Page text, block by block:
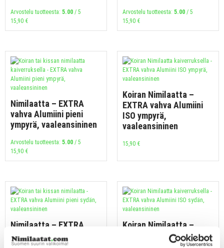
Arvostelu tuotteesta: 5.00 / 5
15,90 €
Arvostelu tuotteesta: 5.00 / 5
15,90 €
Nimilaatta – EXTRA
vahva Alumiini pieni
ympyrä, vaaleansininen
Arvostelu tuotteesta: 5.00 / 5
15,90 €
Koiran Nimilaatta –
EXTRA vahva Alumiini
ISO ympyrä,
vaaleansininen
15,90 €
Nimilaatta – EXTRA
vahva Alumiini pieni
sydän, vaaleansininen
Koiran Nimilaatta –
EXTRA vahva Alumiini